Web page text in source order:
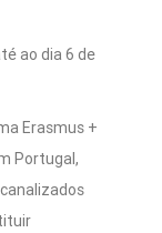
ao dia 6 de
Erasmus +
Portugal,